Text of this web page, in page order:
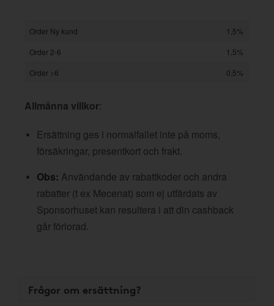
Order Ny kund
1,5%
Order 2-6
1,5%
Order >6
0,5%
Allmänna villkor:
Ersättning ges i normalfallet inte på moms,
försäkringar, presentkort och frakt.
Obs: Användande av rabattkoder och andra
rabatter (t ex Mecenat) som ej utfärdats av
Sponsorhuset kan resultera i att din cashback
går förlorad.
Frågor om ersättning?